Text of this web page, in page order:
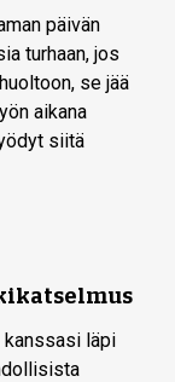
päivän
turhaan, jos
se jää
aikana
siitä
kanssasi läpi